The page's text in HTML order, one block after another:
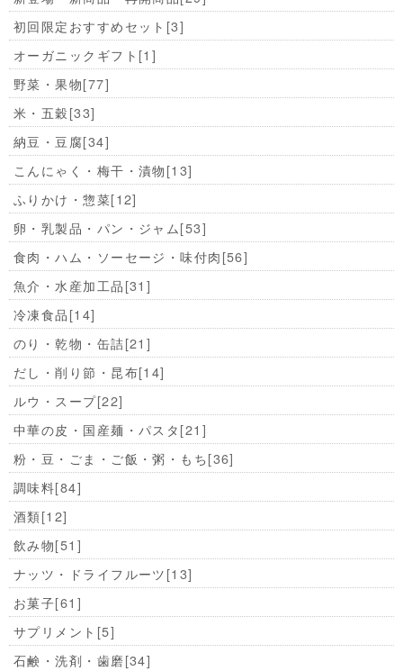
初回限定おすすめセット [3]
オーガニックギフト [1]
野菜・果物[77]
米・五穀[33]
納豆・豆腐[34]
こんにゃく・梅干・漬物[13]
ふりかけ・惣菜[12]
卵・乳製品・パン・ジャム[53]
食肉・ハム・ソーセージ・味付肉[56]
魚介・水産加工品[31]
冷凍食品[14]
のり・乾物・缶詰[21]
だし・削り節・昆布[14]
ルウ・スープ[22]
中華の皮・国産麺・パスタ[21]
粉・豆・ごま・ご飯・粥・もち[36]
調味料[84]
酒類[12]
飲み物[51]
ナッツ・ドライフルーツ[13]
お菓子[61]
サプリメント [5]
石鹸・洗剤・歯磨[34]